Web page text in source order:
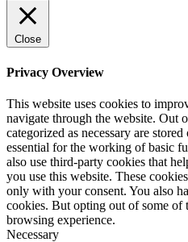
Close
Privacy Overview
This website uses cookies to
navigate through the website. Out
categorized as necessary are
essential for the working of basic
also use third-party cookies that
you use this website. These
only with your consent. You also
cookies. But opting out of some of
browsing experience.
Necessary